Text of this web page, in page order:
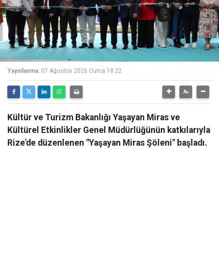
Yayınlanma: 07 Ağustos 2026 Cuma 18:22
Kültür ve Turizm Bakanlığı Yaşayan Miras ve
Kültürel Etkinlikler Genel Müdürlüğünün katkılarıyla
Rize'de düzenlenen "Yaşayan Miras Şöleni" başladı.